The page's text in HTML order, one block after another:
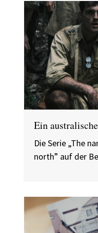
Ein
Die Serie „The
north” auf der